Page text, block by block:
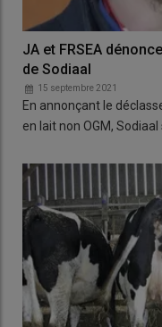
JA et FRSEA
de Sodiaal
15 septembre 2021
En annonçant le
en lait non OGM, Sodiaal